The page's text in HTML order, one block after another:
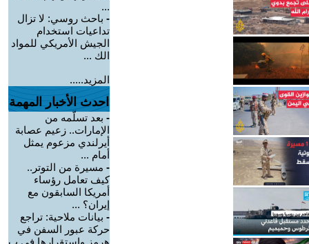
...
- باحث روسي: لا تزال
تداعيات استخدام
الجيش الأمريكي للمواد
الك ...
المزيد.....
احدث الأخبار المهمة
- بعد تسلّمه من
الإمارات.. زعيم عصابة
أيرلندي مزعوم يمثل
أمام ...
- مسيرة من التوتر..
كيف تعامل رؤساء
أمريكا السابقون مع
إيران؟ ...
- بيانات ملاحية: تراجع
حركة عبور السفن في
هرمز واستقرارها في ب